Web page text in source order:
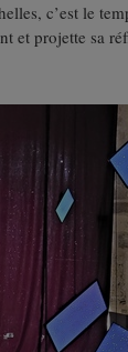
c’est le
et projette sa